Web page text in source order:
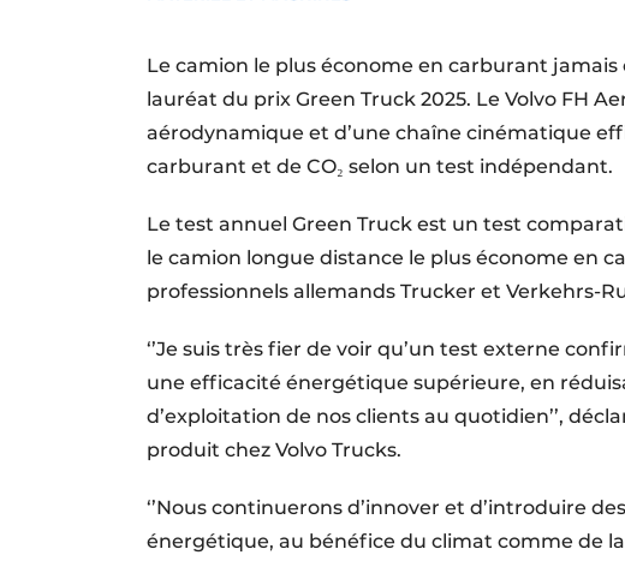
Video’s
Le camion le plus économe en carburant jamais
lauréat du prix Green Truck 2025. Le Volvo FH
aérodynamique et d’une chaîne cinématique
carburant et de CO₂ selon un test indépendant.
Le test annuel Green Truck est un test
le camion longue distance le plus économe en
professionnels allemands Trucker et Verkehrs-
‘’Je suis très fier de voir qu’un test externe
une efficacité énergétique supérieure, en
d’exploitation de nos clients au quotidien’’,
produit chez Volvo Trucks.
‘’Nous continuerons d’innover et d’introduire
énergétique, au bénéfice du climat comme de